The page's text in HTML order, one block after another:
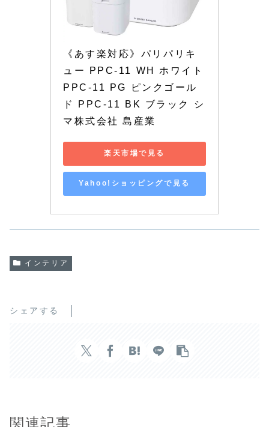
《あす楽対応》パリパリキ
ュー PPC-11 WH ホワイト
PPC-11 PG ピンクゴール
ド PPC-11 BK ブラック シ
マ株式会社 島産業
楽天市場で見る
Yahoo!ショッピングで見る
インテリア
シェアする
関連記事